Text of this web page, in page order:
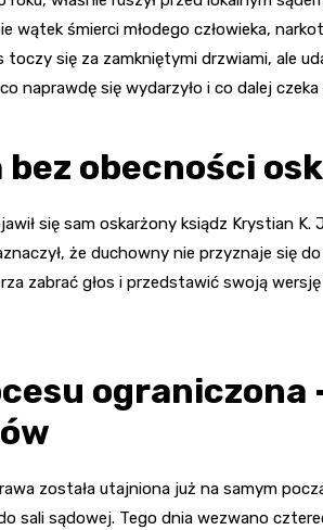
wątek śmierci młodego człowieka,
toczy się za zamkniętymi drzwiami, ale
naprawdę się wydarzyło i co dalej
bez obecności
się sam oskarżony ksiądz Krystian
że duchowny nie przyznaje się
zabrać głos i przedstawić swoją
ograniczona
została utajniona już na samym
sali sądowej. Tego dnia wezwano